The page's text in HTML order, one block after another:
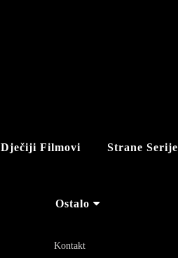
Dječiji Filmovi Strane Serije
Ostalo
Kontakt